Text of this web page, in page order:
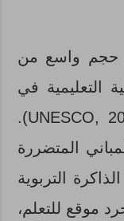
حجم واسع من
التعليمية في
القطاع (UN OCHA, 2024؛ UNESCO, 2024).
المتضررة
التربوية
موقع للتعلم،